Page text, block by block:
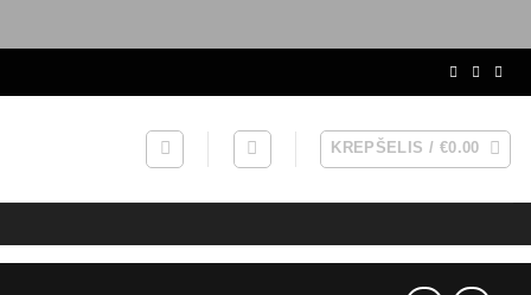
KREPŠELIS / €0.00